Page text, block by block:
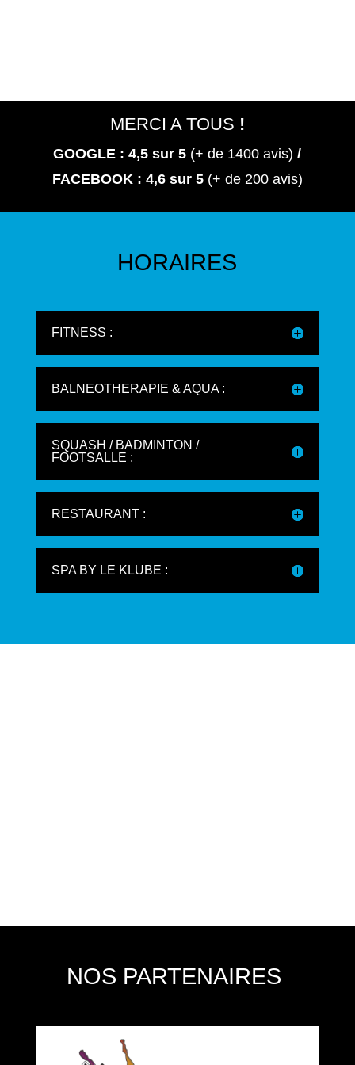
MERCI A TOUS !
GOOGLE : 4,5sur 5 (+ de 1400 avis) /
FACEBOOK : 4,6 sur 5 (+ de 200 avis)
HORAIRES
FITNESS :
BALNEOTHERAPIE & AQUA :
SQUASH / BADMINTON /
FOOTSALLE :
RESTAURANT :
SPA BY LE KLUBE :
NOS PARTENAIRES